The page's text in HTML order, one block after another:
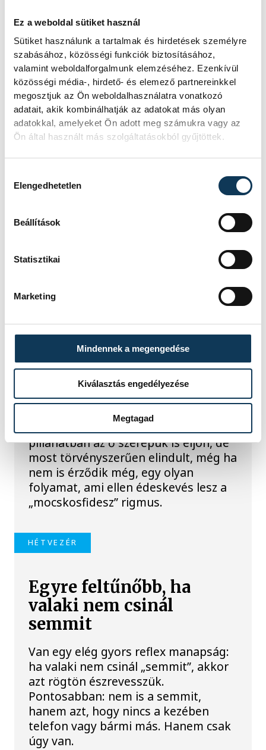
Ez a weboldal sütiket használ
Sütiket használunk a tartalmak és hirdetések személyre
szabásához, közösségi funkciók biztosításához,
valamint weboldalforgalmunk elemzéséhez. Ezenkívül
közösségi média-, hirdető- és elemező partnereinkkel
megosztjuk az Ön weboldalhasználatra vonatkozó
adatait, akik kombinálhatják az adatokat más olyan
adatokkal, amelyeket Ön adott meg számukra vagy az
Ön által használt más szolgáltatásokból gyűjtöttek.
Elengedhetetlen
Beállítások
Statisztikai
Marketing
Mindennek a megengedése
Kiválasztás engedélyezése
Megtagad
TOVÁBBI CIKKEK
Ez most nem a politikusok ideje a
nemzeti konzervatív oldalon. A kellő
pillanatban az ő szerepük is eljön, de
most törvényszerűen elindult, még ha
nem is érződik még, egy olyan
folyamat, ami ellen édeskevés lesz a
„mocskosfidesz” rigmus.
HÉTVEZÉR
Egyre feltűnőbb, ha
valaki nem csinál
semmit
Van egy elég gyors reflex manapság:
ha valaki nem csinál „semmit”, akkor
azt rögtön észrevesszük.
Pontosabban: nem is a semmit,
hanem azt, hogy nincs a kezében
telefon vagy bármi más. Hanem csak
úgy van.